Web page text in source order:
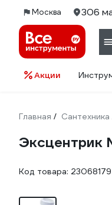
Москва 306
Акции
Главная / Сантехника
Эксцентрик
Код товара: 23068179